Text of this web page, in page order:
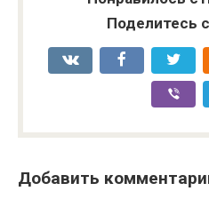
Поделитесь
Добавить